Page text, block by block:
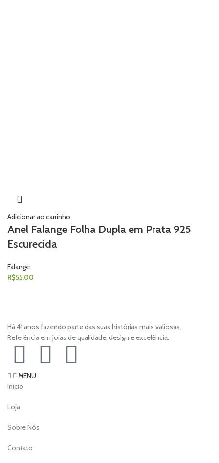
Adicionar ao carrinho
Anel Falange Folha Dupla em Prata 925
Escurecida
Falange
R$55,00
Há 41 anos fazendo parte das suas histórias mais valiosas.
Referência em joias de qualidade, design e excelência.
MENU
Início
Loja
Sobre Nós
Contato